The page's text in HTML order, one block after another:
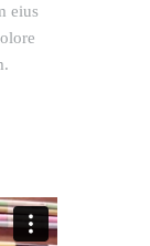
eius